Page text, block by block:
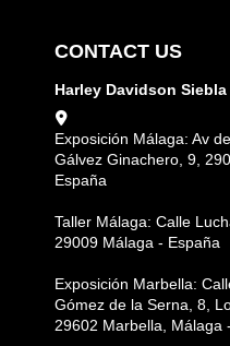
CONTACT US
Harley Davidson Siebla
Exposición Málaga: Av
Gálvez Ginachero, 9,
España
Taller Málaga: Calle
29009 Málaga - España
Exposición Marbella:
Gómez de la Serna, 8,
29602 Marbella, Málaga